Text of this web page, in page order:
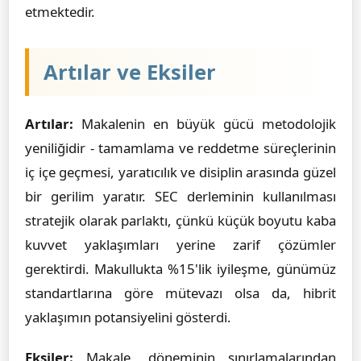
etmektedir.
Artılar ve Eksiler
Artılar: Makalenin en büyük gücü metodolojik
yeniliğidir - tamamlama ve reddetme süreçlerinin
iç içe geçmesi, yaratıcılık ve disiplin arasında güzel
bir gerilim yaratır. SEC derleminin kullanılması
stratejik olarak parlaktı, çünkü küçük boyutu kaba
kuvvet yaklaşımları yerine zarif çözümler
gerektirdi. Makullukta %15'lik iyileşme, günümüz
standartlarına göre mütevazı olsa da, hibrit
yaklaşımın potansiyelini gösterdi.